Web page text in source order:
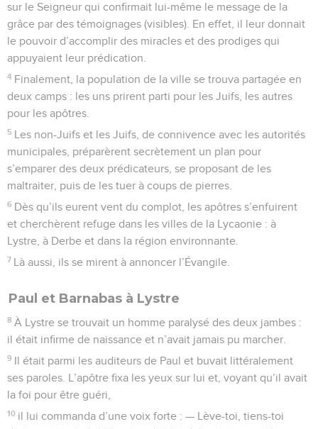
sur le Seigneur qui confirmait lui-même le message de la
grâce par des témoignages (visibles). En effet, il leur donnait
le pouvoir d’accomplir des miracles et des prodiges qui
appuyaient leur prédication.
4 Finalement, la population de la ville se trouva partagée en
deux camps : les uns prirent parti pour les Juifs, les autres
pour les apôtres.
5 Les non-Juifs et les Juifs, de connivence avec les autorités
municipales, préparèrent secrètement un plan pour
s’emparer des deux prédicateurs, se proposant de les
maltraiter, puis de les tuer à coups de pierres.
6 Dès qu’ils eurent vent du complot, les apôtres s’enfuirent
et cherchèrent refuge dans les villes de la Lycaonie : à
Lystre, à Derbe et dans la région environnante.
7 Là aussi, ils se mirent à annoncer l’Évangile.
Paul et Barnabas à Lystre
8 À Lystre se trouvait un homme paralysé des deux jambes :
il était infirme de naissance et n’avait jamais pu marcher.
9 Il était parmi les auditeurs de Paul et buvait littéralement
ses paroles. L’apôtre fixa les yeux sur lui et, voyant qu’il avait
la foi pour être guéri,
10 il lui commanda d’une voix forte : — Lève-toi, tiens-toi